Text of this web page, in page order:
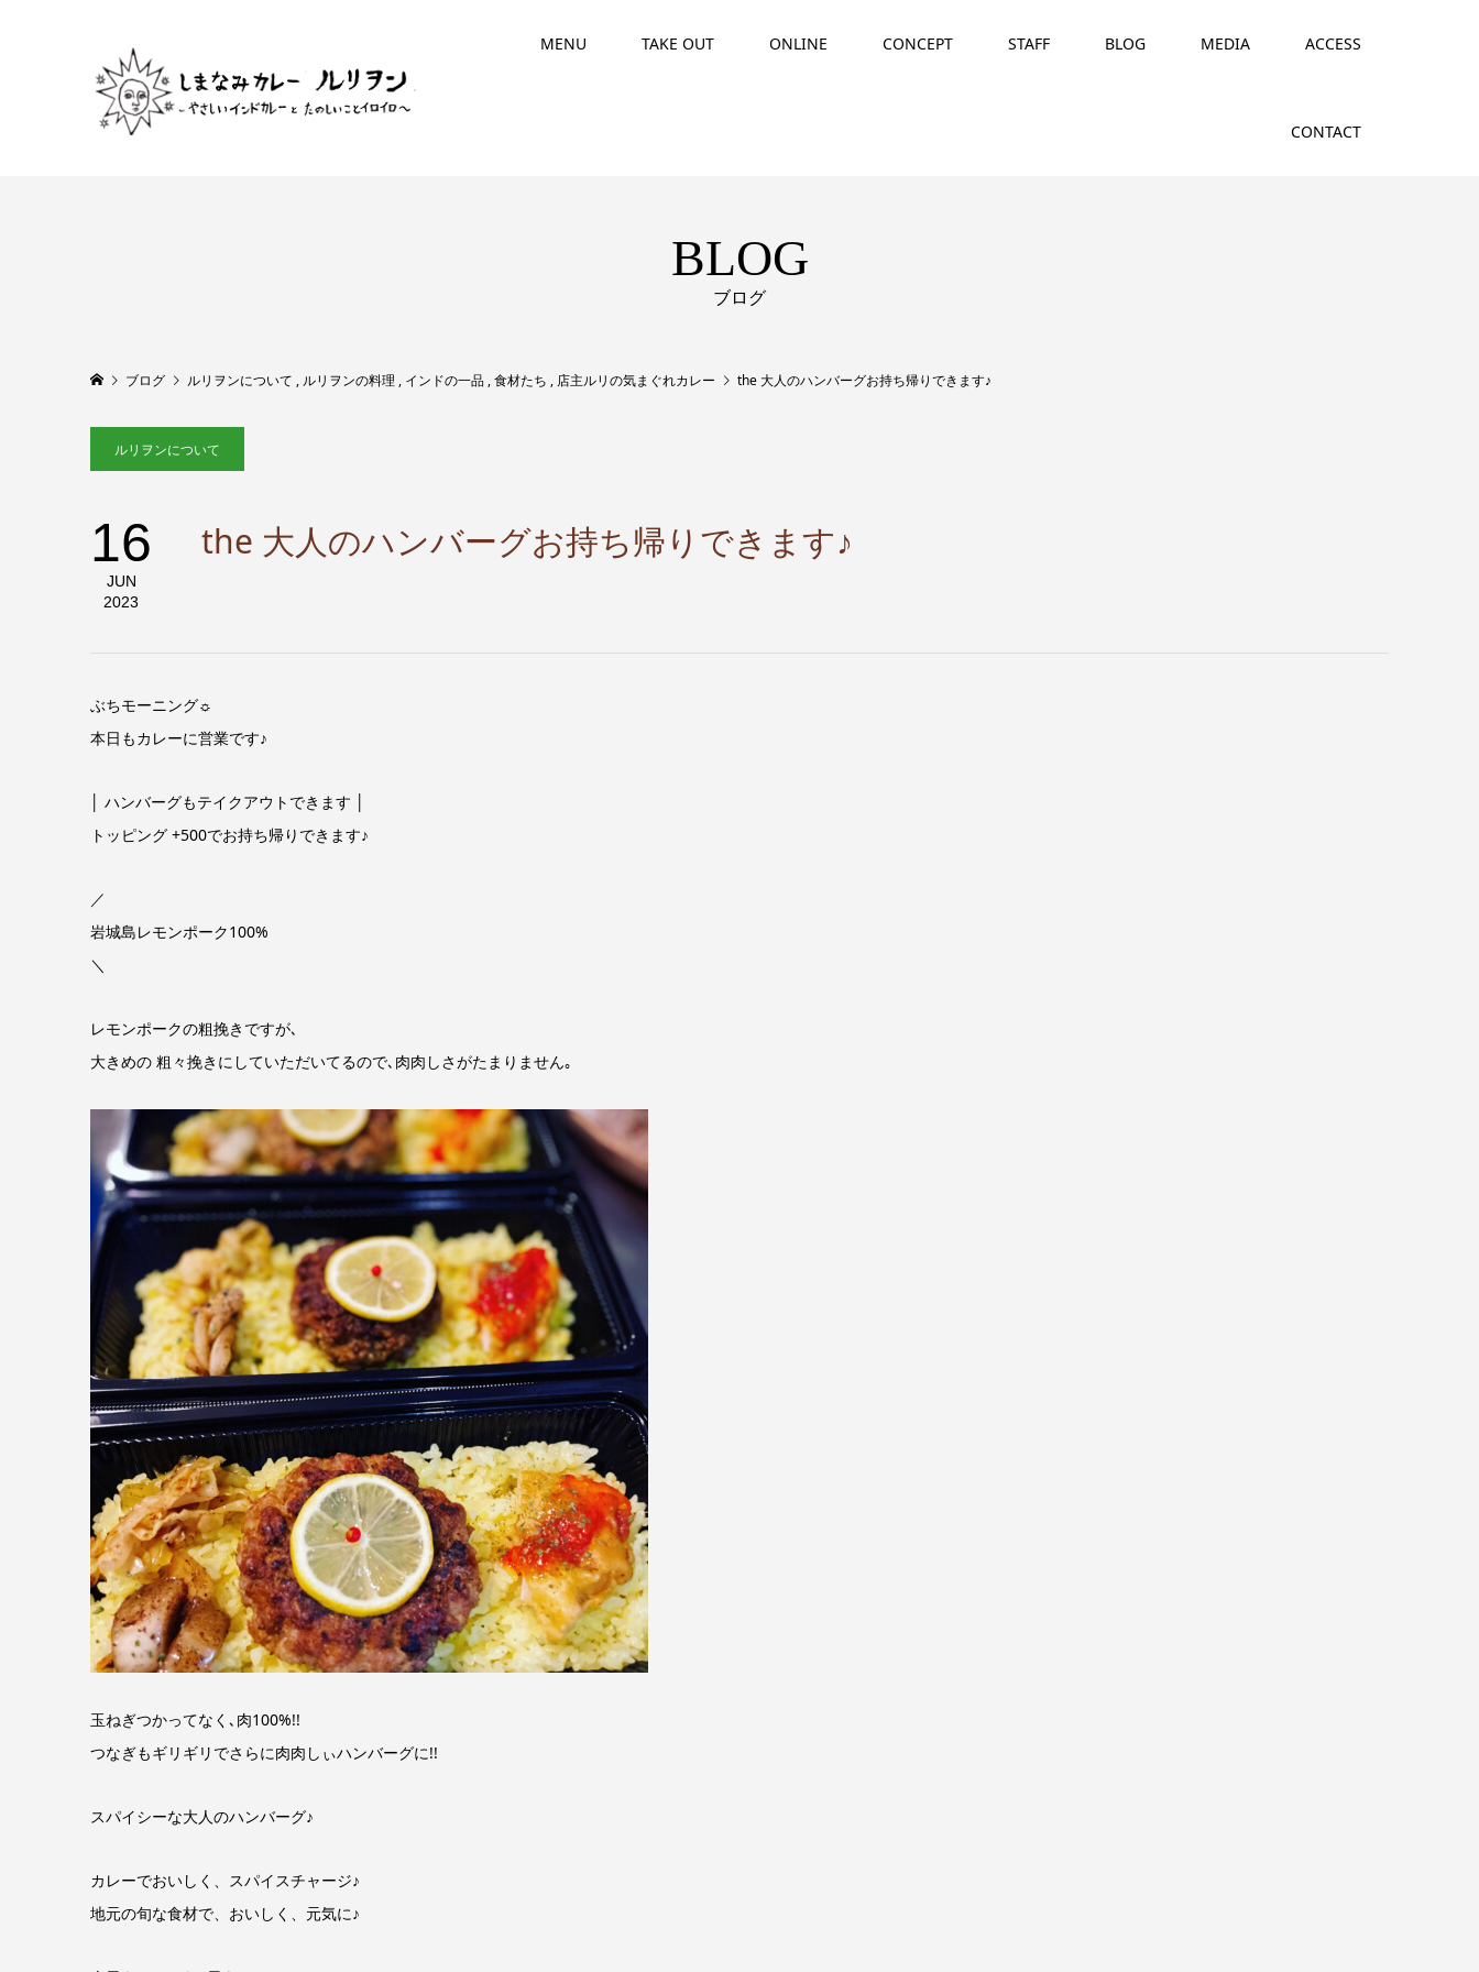
MENU TAKE OUT ONLINE CONCEPT STAFF BLOG MEDIA ACCESS
CONTACT
BLOG
ブログ
ブログ ルリヲンについて , ルリヲンの料理 , インドの一品 ,食材たち , 店主ルリの気まぐれカレー the 大人のハンバーグお持ち帰りできます♪
ルリヲンについて
16
JUN
2023
the 大人のハンバーグお持ち帰りできます♪
ぶちモーニング☼
本日もカレーに営業です♪
│ ハンバーグもテイクアウトできます │
トッピング +500でお持ち帰りできます♪
／
岩城島レモンポーク100%
＼
レモンポークの粗挽きですが､
大きめの 粗々挽きにしていただいてるので､肉肉しさがたまりません｡
玉ねぎつかってなく､肉100%!!
つなぎもギリギリでさらに肉肉しぃハンバーグに!!
スパイシーな大人のハンバーグ♪
カレーでおいしく、スパイスチャージ♪
地元の旬な食材で、おいしく、元気に♪